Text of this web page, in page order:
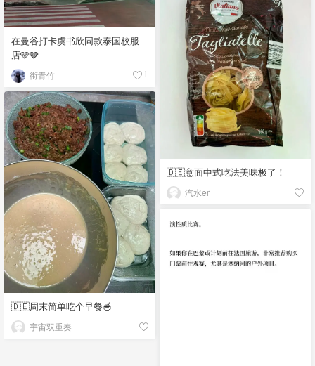
在曼谷打卡虞书欣同款泰国校服
店🩵🩶
衔青竹 1
🇩🇪意面中式吃法美味极了！
汽水er
🇩🇪周末简单吃个早餐🥣
宇宙双重奏